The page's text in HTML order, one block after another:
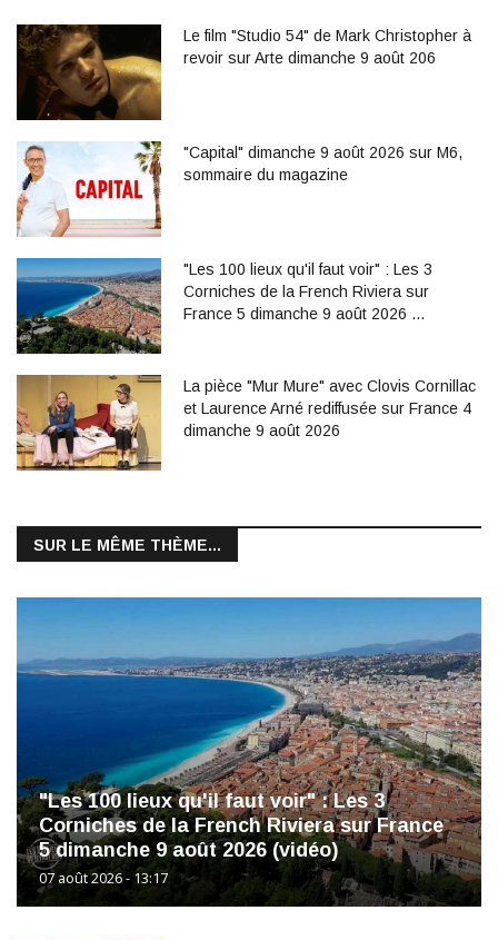
Le film "Studio 54" de Mark Christopher à
revoir sur Arte dimanche 9 août 206
"Capital" dimanche 9 août 2026 sur M6,
sommaire du magazine
"Les 100 lieux qu'il faut voir" : Les 3
Corniches de la French Riviera sur
France 5 dimanche 9 août 2026 …
La pièce "Mur Mure" avec Clovis Cornillac
et Laurence Arné rediffusée sur France 4
dimanche 9 août 2026
SUR LE MÊME THÈME...
"Les 100 lieux qu'il faut voir" : Les 3
Corniches de la French Riviera sur France
5 dimanche 9 août 2026 (vidéo)
07 août 2026 - 13:17